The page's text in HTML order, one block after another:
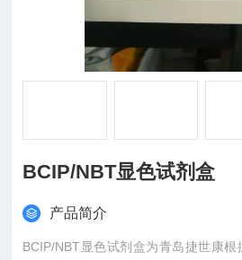
BCIP/NBT显色试剂盒
产品简介
BCIP/NBT显色试剂盒为青岛捷世康